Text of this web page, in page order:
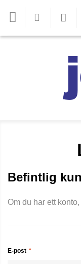
Befintlig
Om du har ett
E-post